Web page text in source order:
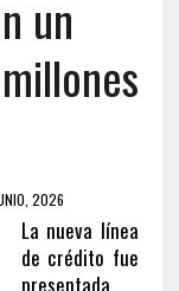
un
2026
La nueva línea
de crédito fue
presentada